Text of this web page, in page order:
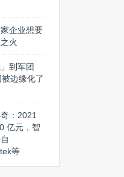
企业想要
火
到军团
被边缘化了
：2021
亿元，智
等